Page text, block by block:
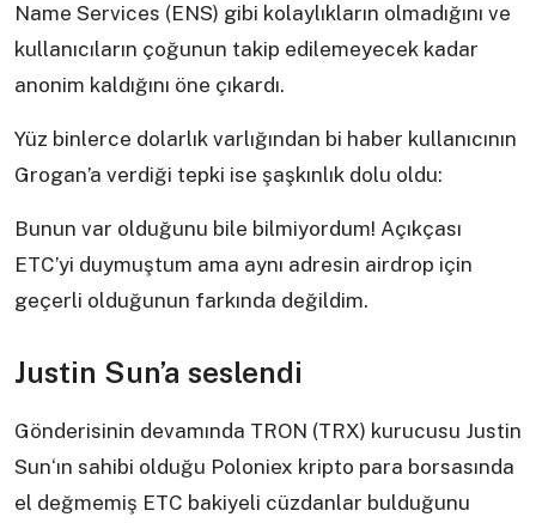
Name Services (ENS) gibi kolaylıkların olmadığını ve
kullanıcıların çoğunun takip edilemeyecek kadar
anonim kaldığını öne çıkardı.
Yüz binlerce dolarlık varlığından bi haber kullanıcının
Grogan’a verdiği tepki ise şaşkınlık dolu oldu:
Bunun var olduğunu bile bilmiyordum! Açıkçası
ETC’yi duymuştum ama aynı adresin airdrop için
geçerli olduğunun farkında değildim.
Justin Sun’a seslendi
Gönderisinin devamında TRON (TRX) kurucusu Justin
Sun‘ın sahibi olduğu Poloniex kripto para borsasında
el değmemiş ETC bakiyeli cüzdanlar bulduğunu